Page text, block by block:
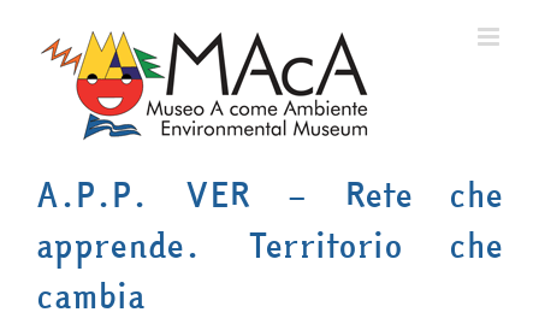
contenuto
A.P.P. VER – Rete che
apprende. Territorio che
cambia